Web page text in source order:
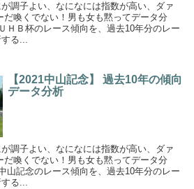
調子よい、なになには指数が高い、ダァ
だ喚くでない！男も女も黙ってデータ分
ＨＢ杯のレース傾向を、過去10年分のレー
る...
【2021中山記念】 過去10年の傾向
データ分析
調子よい、なになには指数が高い、ダァ
だ喚くでない！男も女も黙ってデータ分
山記念のレース傾向を、過去10年分のレー
る...